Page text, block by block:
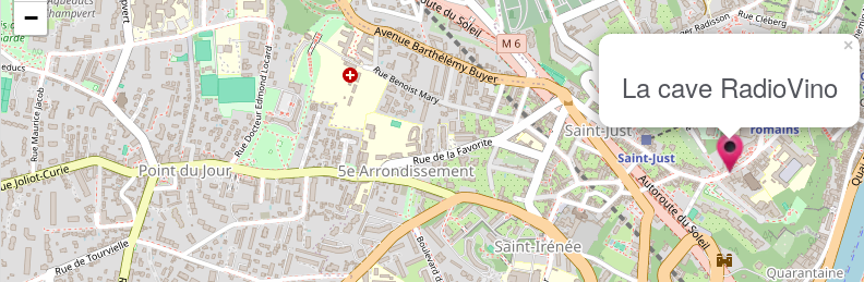
La cave RadioVino
×
−